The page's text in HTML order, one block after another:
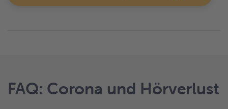
FAQ: Corona und Hörverlust